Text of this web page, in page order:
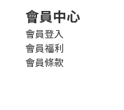
會員中心
會員登入
會員福利
會員條款